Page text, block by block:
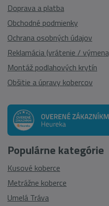
Doprava a platba
Obchodné podmienky
Ochrana osobných údajov
Reklamácia (vrátenie /
Montáž podlahových krytín
Obšitie a úpravy kobercov
Populárne kategórie
Kusové koberce
Metrážne koberce
Umelá Tráva